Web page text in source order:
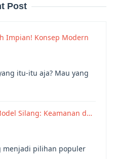
Post
Impian! Konsep Modern
itu-itu aja? Mau yang
Silang: Keamanan d…
menjadi pilihan populer